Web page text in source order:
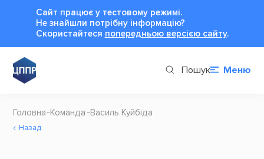
Сайт працює у тестовому режимі.
Не знайшли потрібну інформацію?
Cкористайтеся попередньою версією сайту.
Пошук Меню
Головна Команда Василь Куйбіда
Назад